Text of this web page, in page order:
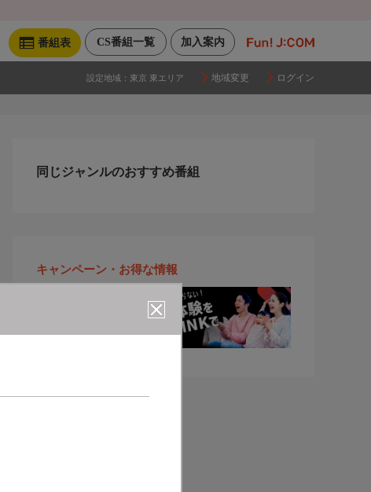
加入案内
CS番組一覧
番組表
設定地域： 東京 東エリア 地域変更 ログイン
同じジャンルのおすすめ番組
キャンペーン・お得な情報